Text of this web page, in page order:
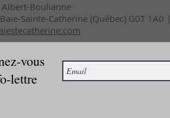
Boulianne
Sainte-Catherine (Québec) G0T
vous
lettre